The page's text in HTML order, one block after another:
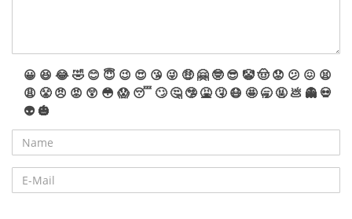
😀 😆 😂🤣 😊 😇 😉 😍 😘 😜 🤑 🤗 🤓 😎 🤡🤠 😟 😕 😖 😫
😩 😤 😠 😡 😲 😳 😱 😴 🙄 🤔 🤥 🤮 🤧 😷 🤩 🥱 🤬 💩 👻 💀
👽 🎃